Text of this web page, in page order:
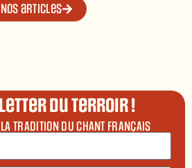
Nos articles
du terroir !
TRADITION DU CHANT FRANÇAIS